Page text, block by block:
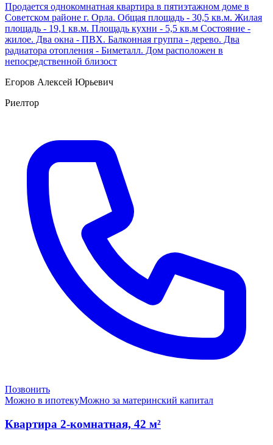
Продается однокомнатная квартира в пятиэтажном доме в
Советском районе г. Орла. Общая площадь - 30,5 кв.м. Жилая
площадь - 19,1 кв.м. Площадь кухни - 5,5 кв.м Состояние -
жилое. Два окна - ПВХ. Балконная группа - дерево. Два
радиатора отопления - Биметалл. Дом расположен в
непосредственной близост
Егоров Алексей Юрьевич
Риелтор
Позвонить
Можно в ипотекуМожно за материнский капитал
Квартира 2-комнатная, 42 м²